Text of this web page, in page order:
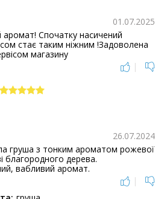
01.07.2025
Спочатку насичений
стає таким ніжним !Задоволена
магазину
|
26.07.2024
груша з тонким ароматом рожевої
благородного дерева.
вабливий аромат.
|